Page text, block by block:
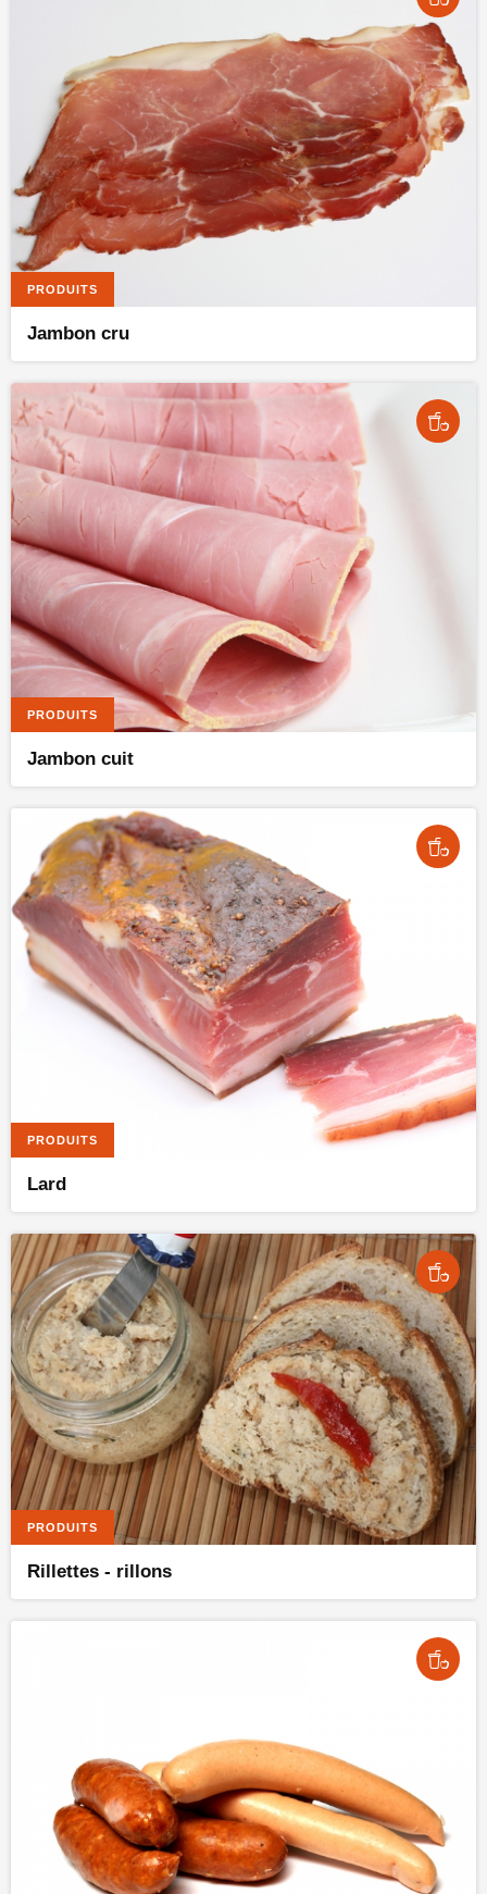
PRODUITS
Jambon cru
PRODUITS
Jambon cuit
PRODUITS
Lard
PRODUITS
Rillettes - rillons